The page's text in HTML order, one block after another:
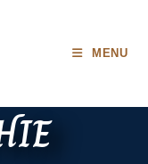
MENU